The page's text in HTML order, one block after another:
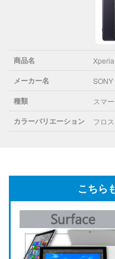
商品名
メーカー名 SONY
種類 スマ
カラーバリエーション フロ
こちら